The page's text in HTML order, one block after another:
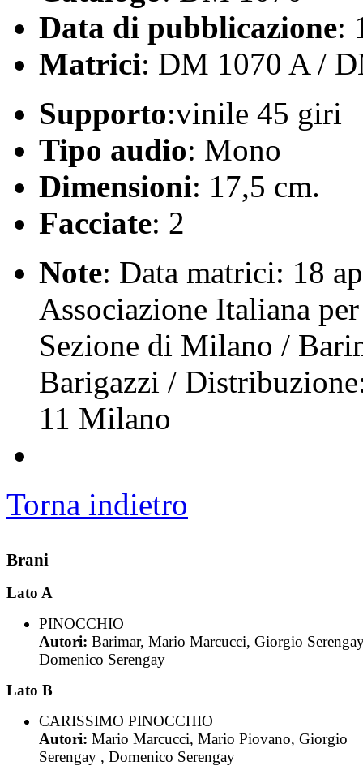
Data di pubblicazione:
Matrici: DM 1070 A /
Supporto:vinile 45 giri
Tipo audio: Mono
Dimensioni: 17,5 cm.
Facciate: 2
Note: Data matrici: 18
Associazione Italiana
Sezione di Milano /
Barigazzi /
11 Milano
Torna indietro
Brani
Lato A
PINOCCHIO
Autori: Barimar, Mario Marcucci, Giorgio
Domenico Serengay
Lato B
CARISSIMO PINOCCHIO
Autori: Mario Marcucci, Mario Piovano, Giorgio
Serengay , Domenico Serengay